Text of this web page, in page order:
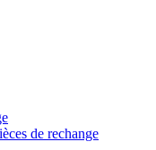
de rechange